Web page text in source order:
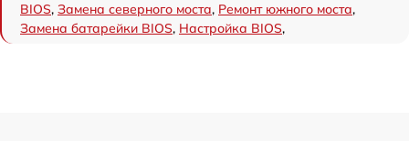
BIOS, Замена северного моста, Ремонт южного моста,
Замена батарейки BIOS, Настройка BIOS,